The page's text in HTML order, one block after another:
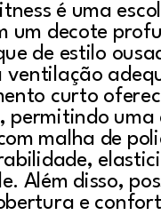
é uma
um decote
de estilo
ventilação
curto
permitindo uma
malha de
Além disso,
e